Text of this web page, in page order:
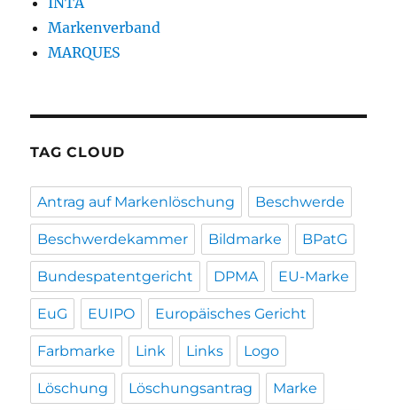
Markenverband
MARQUES
TAG CLOUD
Antrag auf Markenlöschung Beschwerde
Beschwerdekammer Bildmarke BPatG
Bundespatentgericht DPMA EU-Marke
EuG EUIPO Europäisches Gericht
Farbmarke Link Links Logo
Löschung Löschungsantrag Marke